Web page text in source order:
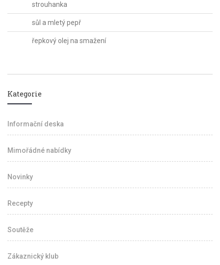
strouhanka
sůl a mletý pepř
řepkový olej na smažení
Kategorie
Informační deska
Mimořádné nabídky
Novinky
Recepty
Soutěže
Zákaznický klub